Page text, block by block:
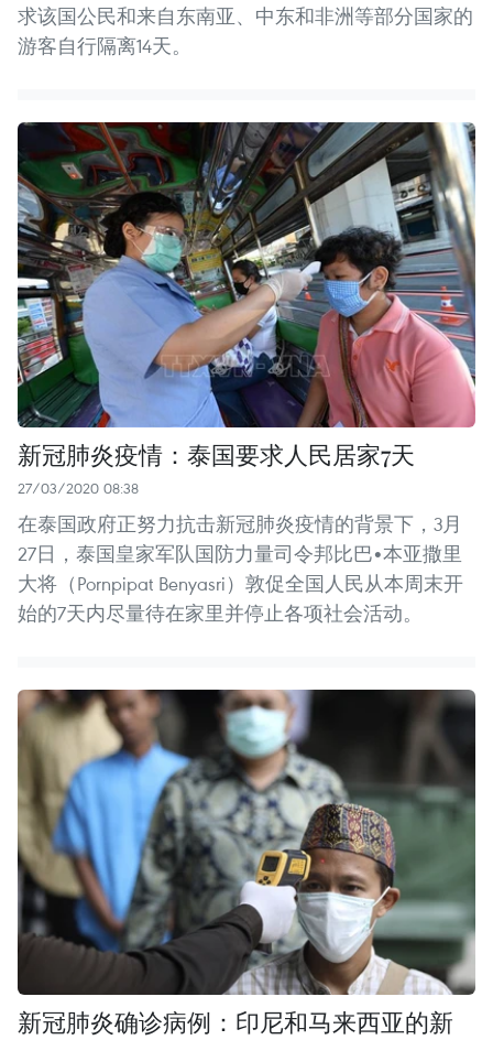
求该国公民和来自东南亚、中东和非洲等部分国家的
游客自行隔离14天。
新冠肺炎疫情：泰国要求人民居家7天
27/03/2020 08:38
在泰国政府正努力抗击新冠肺炎疫情的背景下，3月
27日，泰国皇家军队国防力量司令邦比巴•本亚撒里
大将（Pornpipat Benyasri）敦促全国人民从本周末开
始的7天内尽量待在家里并停止各项社会活动。
新冠肺炎确诊病例：印尼和马来西亚的新